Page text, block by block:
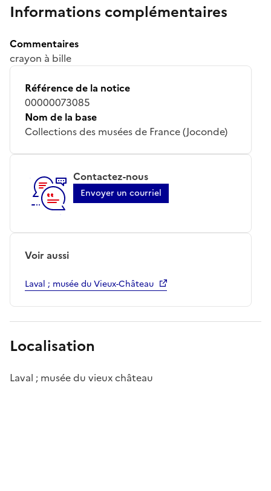
Informations complémentaires
Commentaires
crayon à bille
Référence de la notice
00000073085
Nom de la base
Collections des musées de France (Joconde)
Contactez-nous
Envoyer un courriel
Voir aussi
Laval ; musée du Vieux-Château
Localisation
Laval ; musée du vieux château